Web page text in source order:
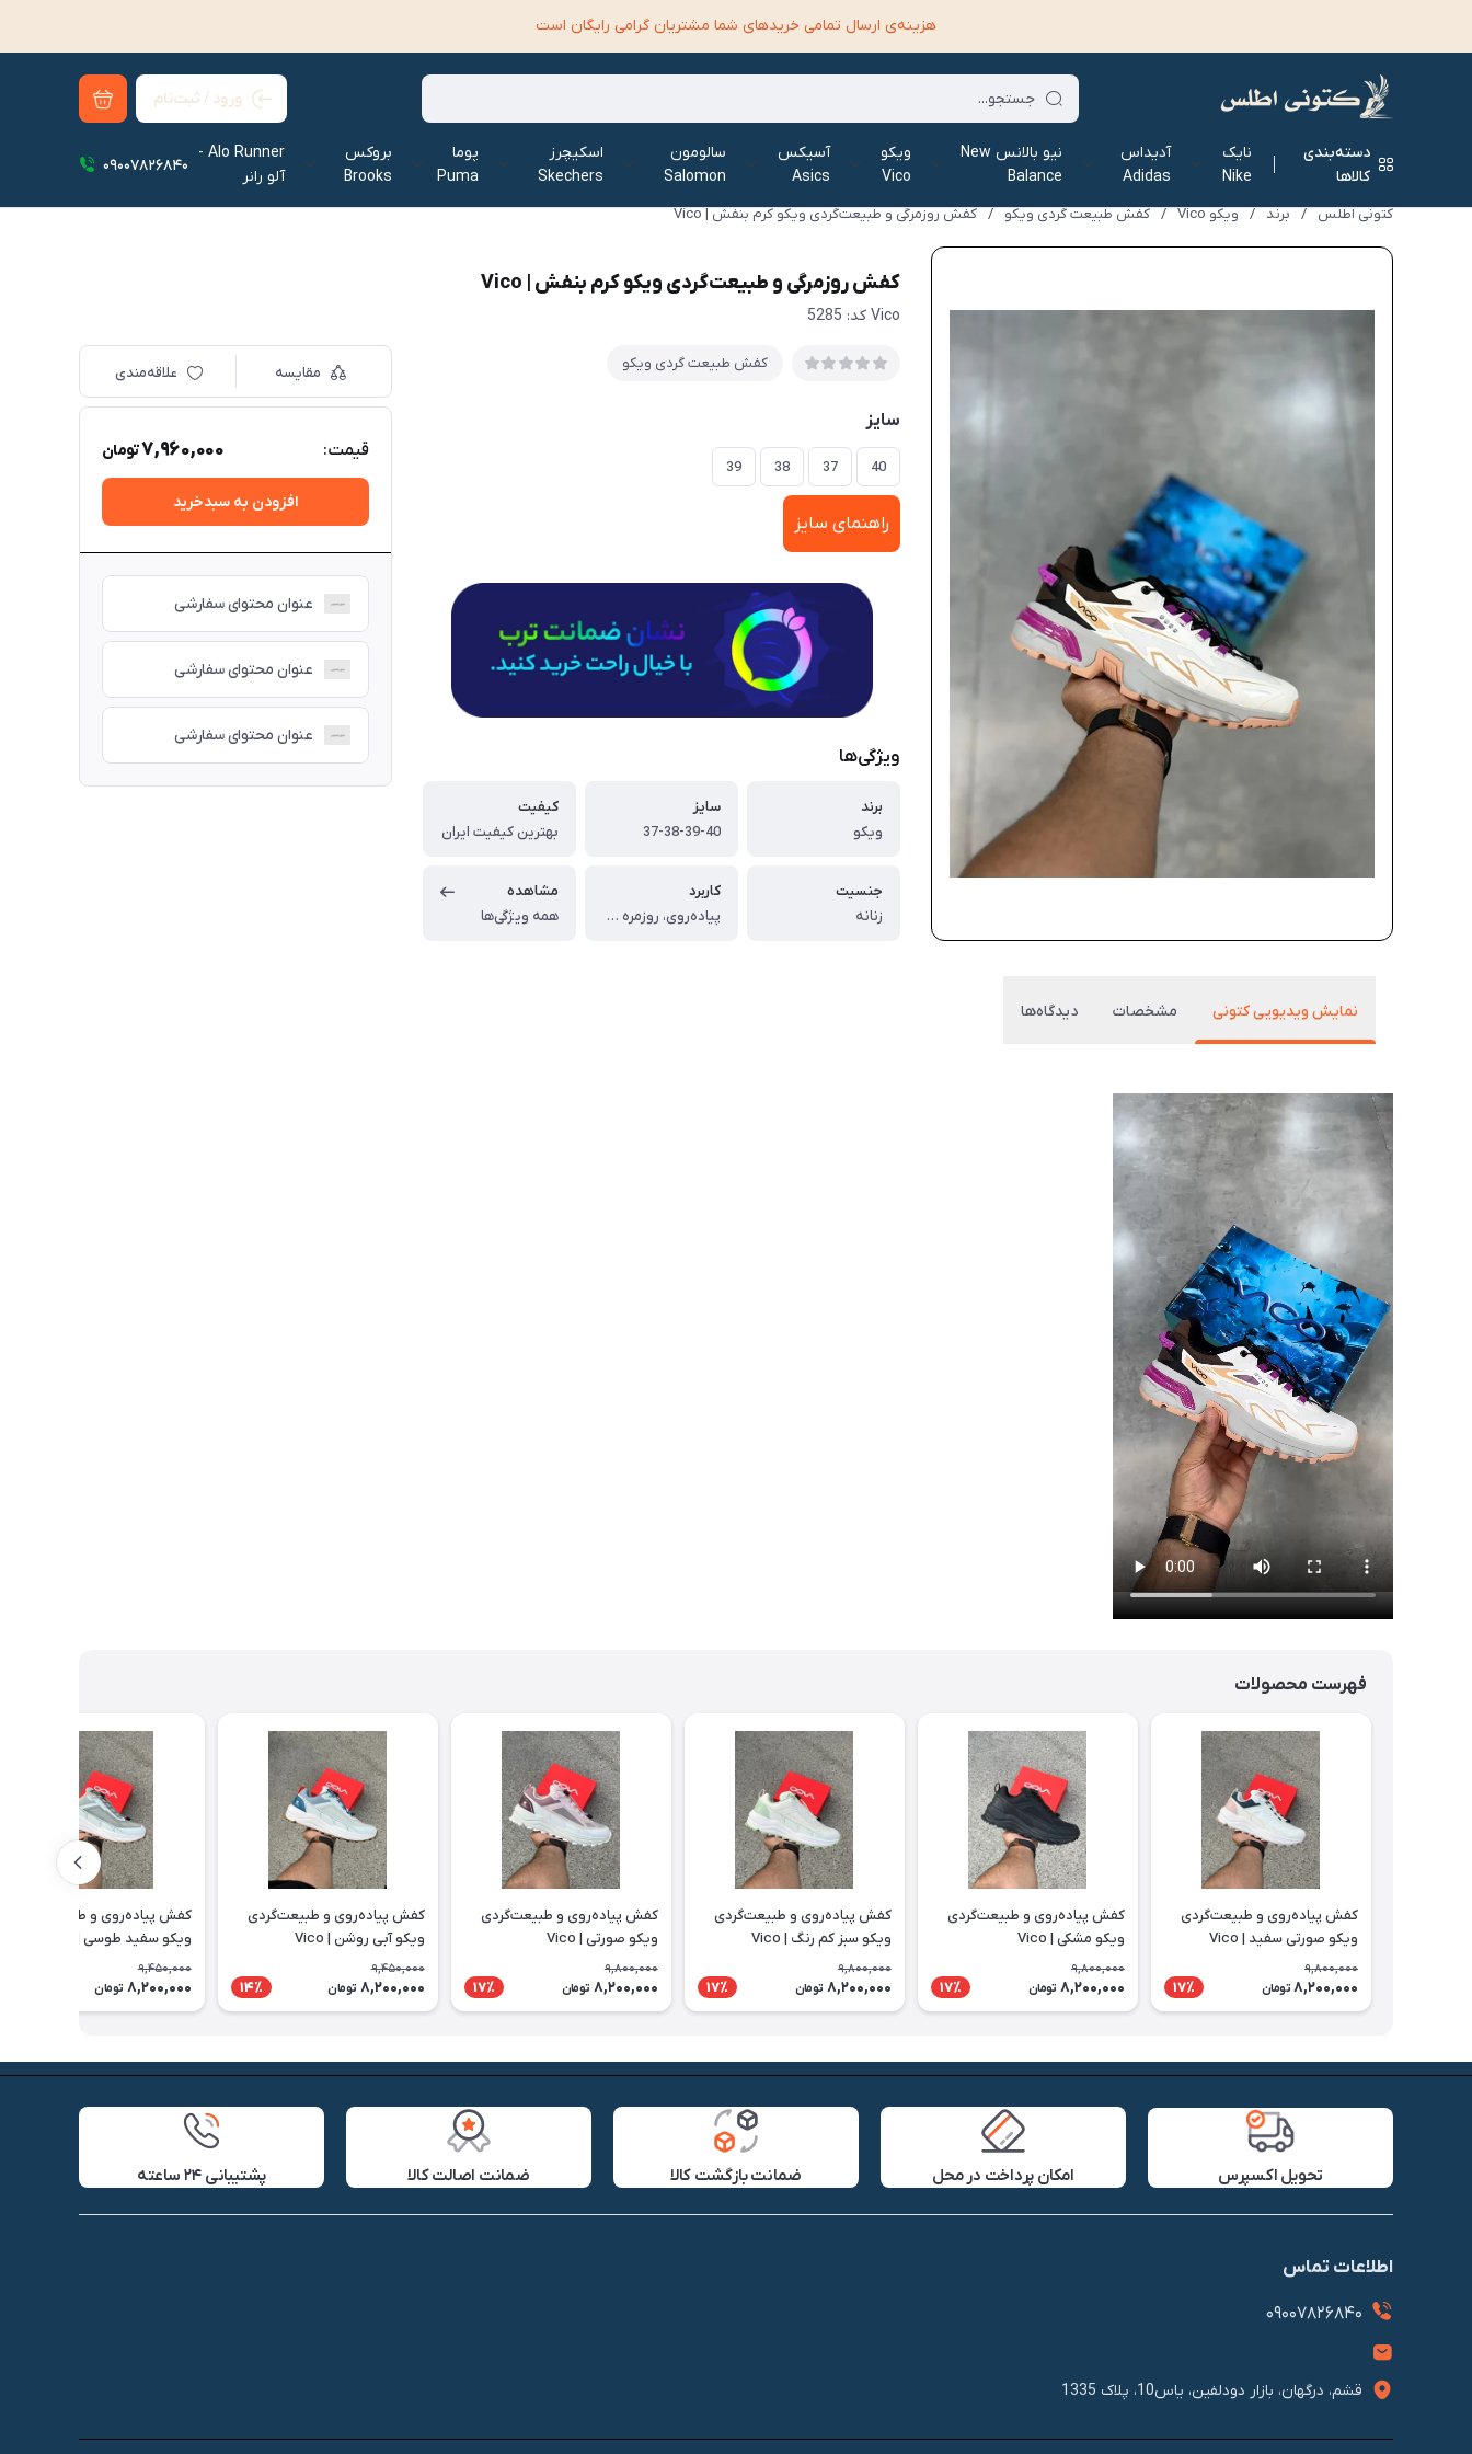
هزینه‌ی ارسال تمامی خرید‌های شما مشتریان گرامی رایگان است
ورود / ثبت‌نام
دسته‌بندی
کالاها
نایک
Nike
آدیداس
Adidas
نیو بالانس New
Balance
ویکو
Vico
آسیکس
Asics
سالومون
Salomon
اسکیچرز
Skechers
پوما
Puma
بروکس
Brooks
Alo Runner -
آلو رانر‌
09007826840
کتونی اطلس / برند / ویکو Vico / کفش طبیعت گردی ویکو / کفش روزمرگی و طبیعت‌گردی ویکو کرم بنفش | Vico
کفش روزمرگی و طبیعت‌گردی ویکو کرم بنفش | Vico
Vico کد: 5285
کفش طبیعت گردی ویکو
سایز
40
37
38
39
راهنمای سایز
ویژگی‌ها
برند
ویکو
سایز
37-38-39-40
کیفیت
بهترین کیفیت ایران
جنسیت
زنانه
کاربرد
پیاده‌روی، روزمره و طبیعت‌گردی
مشاهده
همه ویژگی‌ها
مقایسه علاقه‌مندی
قیمت: 7,960,000تومان
افزودن به سبدخرید
عنوان محتوای سفارشی
عنوان محتوای سفارشی
عنوان محتوای سفارشی
نمایش ویدیویی کتونی مشخصات دیدگاه‌ها
فهرست محصولات
کفش پیاده‌روی و طبیعت‌گردی
ویکو صورتی سفید | Vico
9,800,000
8,200,000 تومان 17٪
کفش پیاده‌روی و طبیعت‌گردی
ویکو مشکی | Vico
9,800,000
8,200,000 تومان 17٪
کفش پیاده‌روی و طبیعت‌گردی
ویکو سبز کم رنگ | Vico
9,800,000
8,200,000 تومان 17٪
کفش پیاده‌روی و طبیعت‌گردی
ویکو صورتی | Vico
9,800,000
8,200,000 تومان 17٪
کفش پیاده‌روی و طبیعت‌گردی
ویکو آبی روشن | Vico
9,450,000
8,200,000 تومان 14٪
کفش پیاده‌روی و طبیعت‌گردی
ویکو سفید طوسی | Vico
9,450,000
8,200,000 تومان
تحویل اکسپرس امکان پرداخت در محل ضمانت بازگشت کالا ضمانت اصالت کالا پشتیبانی ۲۴ ساعته
اطلاعات تماس
09007826840
قشم، درگهان، بازار دودلفین، یاس10، پلاک 1335